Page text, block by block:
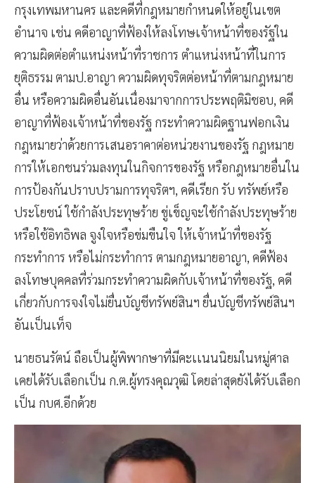
กรุงเทพมหานคร และคดีที่กฎหมายกำหนดให้อยู่ในเขต
อำนาจ เช่น คดีอาญาที่ฟ้องให้ลงโทษเจ้าหน้าที่ของรัฐใน
ความผิดต่อตำแหน่งหน้าที่ราชการ ตำแหน่งหน้าที่ในการ
ยุติธรรม ตามป.อาญา ความผิดทุจริตต่อหน้าที่ตามกฎหมาย
อื่น หรือความผิดอื่นอันเนื่องมาจากการประพฤติมิชอบ, คดี
อาญาที่ฟ้องเจ้าหน้าที่ของรัฐ กระทำความผิดฐานฟอกเงิน
กฎหมายว่าด้วยการเสนอราคาต่อหน่วยงานของรัฐ กฎหมาย
การให้เอกชนร่วมลงทุนในกิจการของรัฐ หรือกฎหมายอื่นใน
การป้องกันปราบปรามการทุจริตฯ, คดีเรียก รับ ทรัพย์หรือ
ประโยชน์ ใช้กำลังประทุษร้าย ขู่เข็ญจะใช้กำลังประทุษร้าย
หรือใช้อิทธิพล จูงใจหรือข่มขืนใจ ให้เจ้าหน้าที่ของรัฐ
กระทำการ หรือไม่กระทำการ ตามกฎหมายอาญา, คดีฟ้อง
ลงโทษบุคคลที่ร่วมกระทำความผิดกับเจ้าหน้าที่ของรัฐ, คดี
เกี่ยวกับการจงใจไม่ยื่นบัญชีทรัพย์สินฯ ยื่นบัญชีทรัพย์สินฯ
อันเป็นเท็จ
นายธนรัตน์ ถือเป็นผู้พิพากษาที่มีคะเเนนนิยมในหมู่ศาล
เคยได้รับเลือกเป็น ก.ต.ผู้ทรงคุณวุฒิ โดยล่าสุดยังได้รับเลือก
เป็น กบศ.อีกด้วย